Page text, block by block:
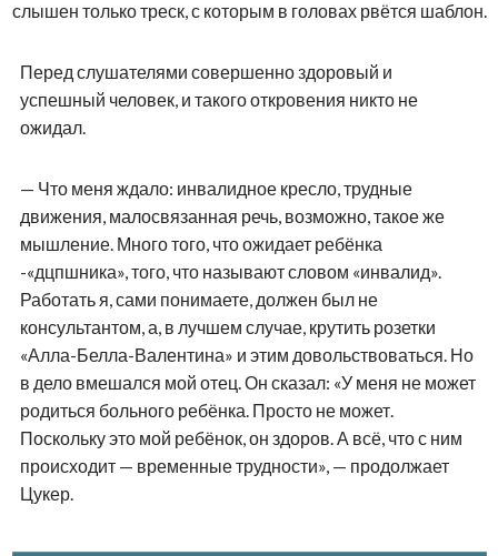
слышен только треск, с которым в головах рвётся шаблон.
Перед слушателями совершенно здоровый и
успешный человек, и такого откровения никто не
ожидал.
— Что меня ждало: инвалидное кресло, трудные
движения, малосвязанная речь, возможно, такое же
мышление. Много того, что ожидает ребёнка
-«дцпшника», того, что называют словом «инвалид».
Работать я, сами понимаете, должен был не
консультантом, а, в лучшем случае, крутить розетки
«Алла-Белла-Валентина» и этим довольствоваться. Но
в дело вмешался мой отец. Он сказал: «У меня не может
родиться больного ребёнка. Просто не может.
Поскольку это мой ребёнок, он здоров. А всё, что с ним
происходит — временные трудности», — продолжает
Цукер.